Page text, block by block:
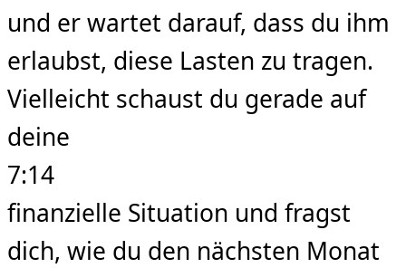
und er wartet darauf, dass du ihm
erlaubst, diese Lasten zu tragen.
Vielleicht schaust du gerade auf
deine
7:14
finanzielle Situation und fragst
dich, wie du den nächsten Monat